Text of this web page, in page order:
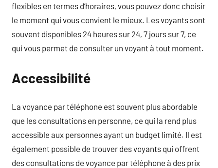
flexibles en termes d’horaires, vous pouvez donc choisir
le moment qui vous convient le mieux. Les voyants sont
souvent disponibles 24 heures sur 24, 7 jours sur 7, ce
qui vous permet de consulter un voyant à tout moment.
Accessibilité
La voyance par téléphone est souvent plus abordable
que les consultations en personne, ce qui la rend plus
accessible aux personnes ayant un budget limité. Il est
également possible de trouver des voyants qui offrent
des consultations de voyance par téléphone à des prix